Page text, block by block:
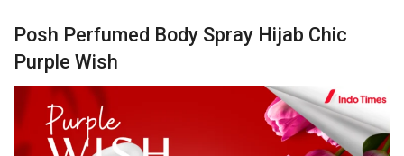
Posh Perfumed Body Spray Hijab Chic
Purple Wish